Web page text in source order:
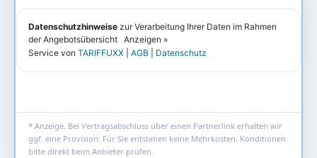
* Anzeige. Bei Vertragsabschluss über einen Partnerlink erhalten wir
ggf. eine Provision. Für Sie entstehen keine Mehrkosten. Konditionen
bitte direkt beim Anbieter prüfen.